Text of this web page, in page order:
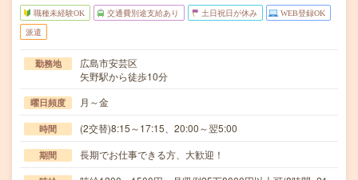
職種未経験OK 交通費別途支給あり 土日祝日が休み WEB登録OK
派遣
勤務地
広島市安芸区
矢野駅から徒歩10分
曜日頻度 月～金
時間 (2交替)8:15～17:15、20:00～翌5:00
期間 長期でお仕事できる方、大歓迎！